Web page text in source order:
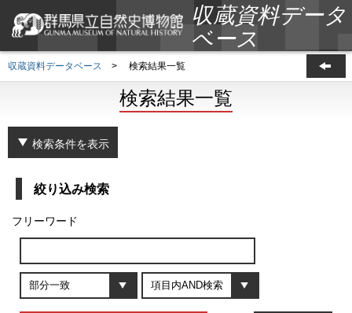
収蔵資料データ
ベース
収蔵資料データベース > 検索結果一覧
検索結果一覧
検索条件を表示
絞り込み検索
フリーワード